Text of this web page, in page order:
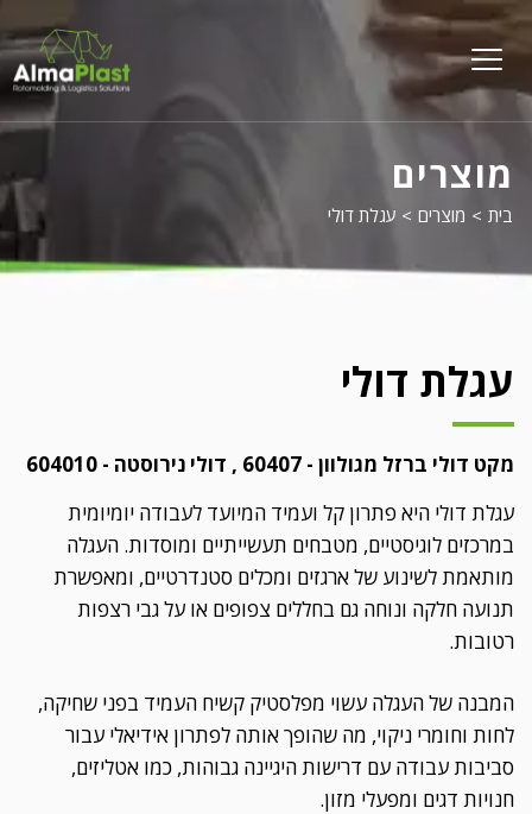
menu
opener
מוצרים
בית > מוצרים > עגלת דולי
עגלת דולי
מקט דולי ברזל מגולוון - 60407 , דולי נירוסטה - 604010
עגלת דולי היא פתרון קל ועמיד המיועד לעבודה יומיומית
במרכזים לוגיסטיים, מטבחים תעשייתיים ומוסדות. העגלה
מותאמת לשינוע של ארגזים ומכלים סטנדרטיים, ומאפשרת
תנועה חלקה ונוחה גם בחללים צפופים או על גבי רצפות
רטובות.
המבנה של העגלה עשוי מפלסטיק קשיח העמיד בפני שחיקה,
לחות וחומרי ניקוי, מה שהופך אותה לפתרון אידיאלי עבור
סביבות עבודה עם דרישות היגיינה גבוהות, כמו אטליזים,
חנויות דגים ומפעלי מזון.